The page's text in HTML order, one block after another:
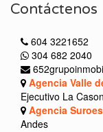
Contáctenos
604 3221652
304 682 2040
Agencia Valle
Ejecutivo La
Agencia
Andes